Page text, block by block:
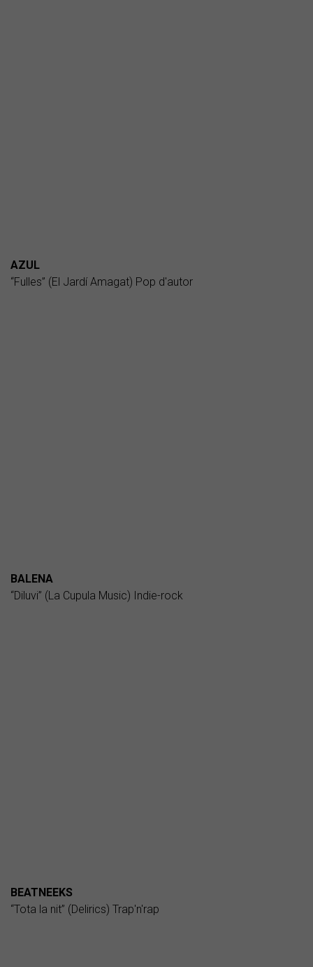
AZUL
“Fulles” (El Jardí Amagat) Pop d'autor
BALENA
“Diluvi” (La Cupula Music) Indie-rock
BEATNEEKS
“Tota la nit” (Delirics) Trap'n'rap